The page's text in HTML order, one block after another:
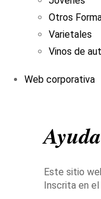
Otros
Varietales
Vinos de
Web corporativa
Este sitio
Inscrita en